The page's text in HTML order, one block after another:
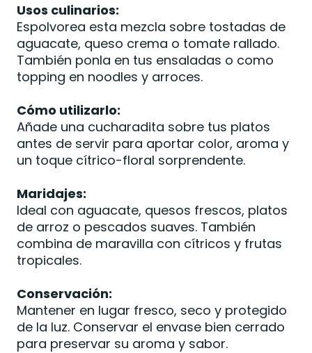
Usos culinarios:
Espolvorea esta mezcla sobre tostadas de
aguacate, queso crema o tomate rallado.
También ponla en tus ensaladas o como
topping en noodles y arroces.
Cómo utilizarlo:
Añade una cucharadita sobre tus platos
antes de servir para aportar color, aroma y
un toque cítrico-floral sorprendente.
Maridajes:
Ideal con aguacate, quesos frescos, platos
de arroz o pescados suaves. También
combina de maravilla con cítricos y frutas
tropicales.
Conservación:
Mantener en lugar fresco, seco y protegido
de la luz. Conservar el envase bien cerrado
para preservar su aroma y sabor.